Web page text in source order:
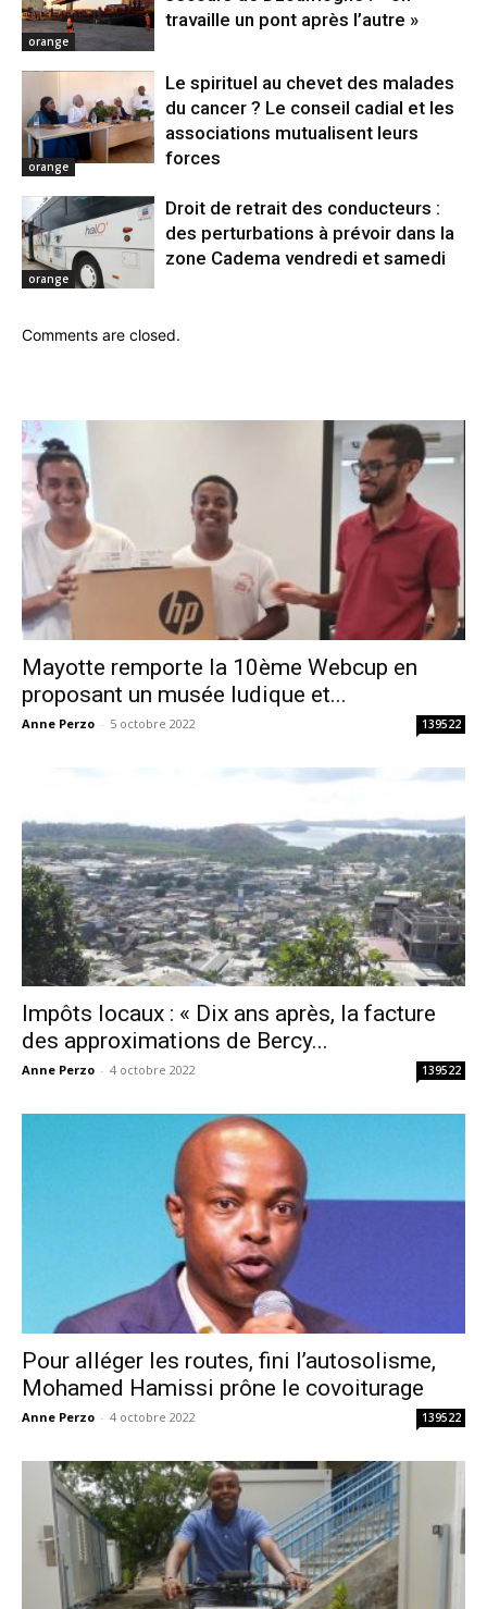
orange
travaille un pont après l’autre »
orange
Le spirituel au chevet des malades
du cancer ? Le conseil cadial et les
associations mutualisent leurs
forces
orange
Droit de retrait des conducteurs :
des perturbations à prévoir dans la
zone Cadema vendredi et samedi
Comments are closed.
Mayotte remporte la 10ème Webcup en
proposant un musée ludique et...
Anne Perzo - 5 octobre 2022 139522
Impôts locaux : « Dix ans après, la facture
des approximations de Bercy...
Anne Perzo - 4 octobre 2022 139522
Pour alléger les routes, fini l’autosolisme,
Mohamed Hamissi prône le covoiturage
Anne Perzo - 4 octobre 2022 139522